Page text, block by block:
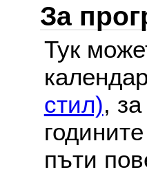
За
Тук
стил),
пъти